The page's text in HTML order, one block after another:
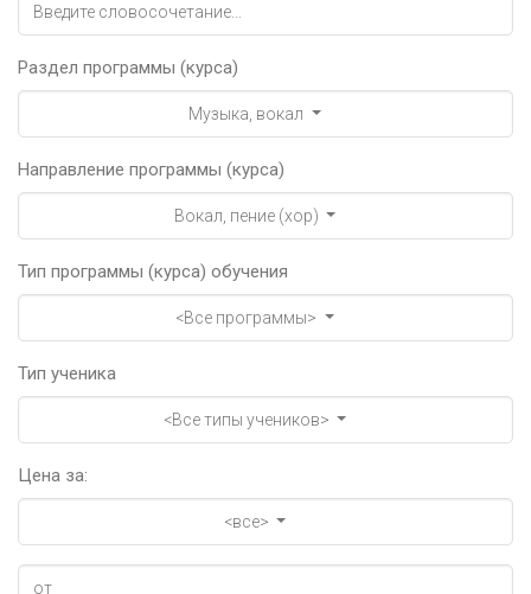
Раздел программы (курса)
Музыка, вокал
Направление программы (курса)
Вокал, пение (хор)
Тип программы (курса) обучения
<Все программы>
Тип ученика
<Все типы учеников>
Цена за:
<все>